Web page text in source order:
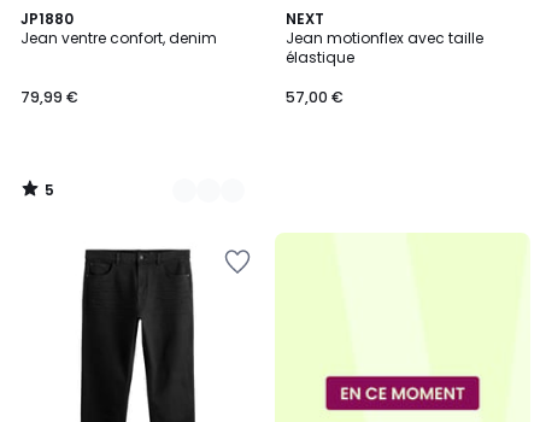
JP1880
Jean ventre confort, denim
79,99 €
5
/
4
Couleurs
5
/
NEXT
Jean motionflex avec taille
élastique
57,00 €